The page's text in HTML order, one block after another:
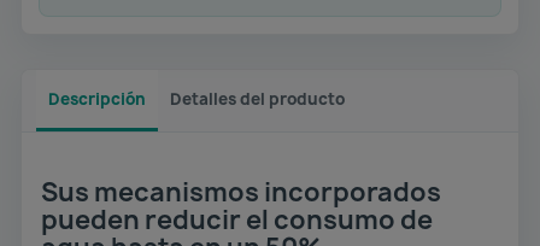
Descripción Detalles del producto
Sus mecanismos incorporados
pueden reducir el consumo de